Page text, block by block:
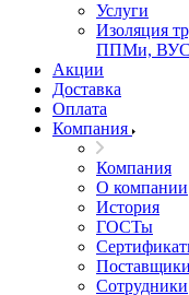
Услуги
Изоляция
ППМи, ВУС
Акции
Доставка
Оплата
Компания
Компания
О компании
История
ГОСТы
Поставщики
Сотрудники